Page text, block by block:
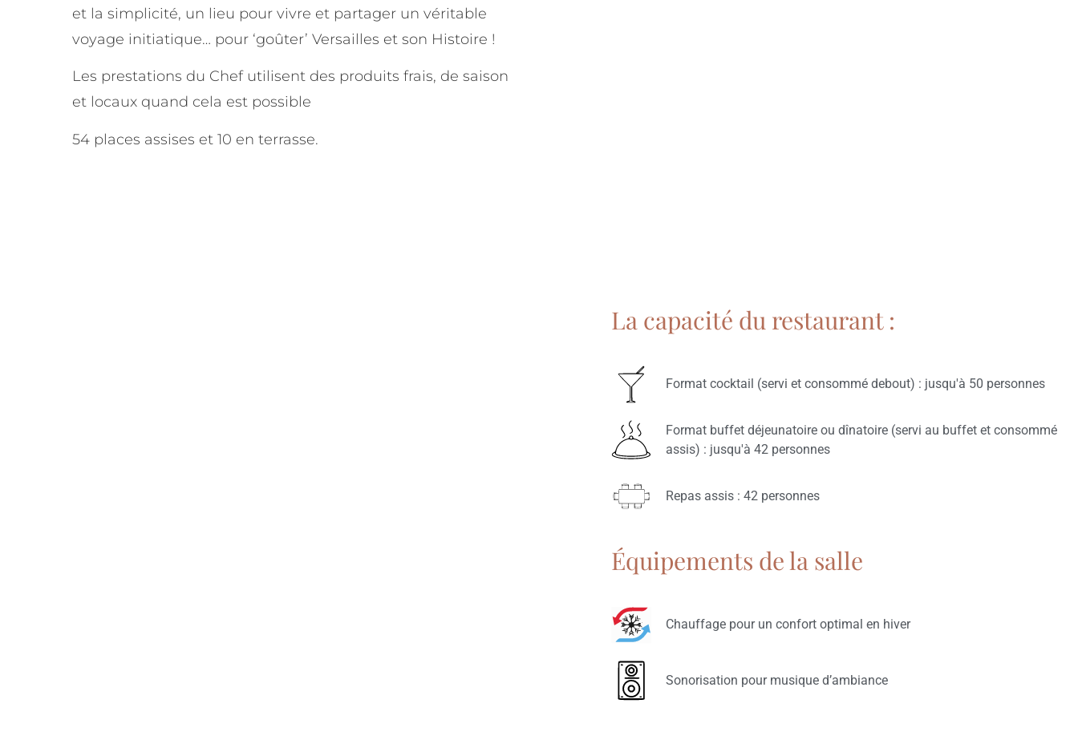
et la simplicité, un lieu pour vivre et partager un véritable
voyage initiatique… pour ‘goûter’ Versailles et son Histoire !
Les prestations du Chef utilisent des produits frais, de saison
et locaux quand cela est possible
54 places assises et 10 en terrasse.
La capacité du restaurant :
Format cocktail (servi et consommé debout) : jusqu'à 50 personnes
Format buffet déjeunatoire ou dînatoire (servi au buffet et consommé
assis) : jusqu'à 42 personnes
Repas assis : 42 personnes
Équipements de la salle
Chauffage pour un confort optimal en hiver
Sonorisation pour musique d’ambiance